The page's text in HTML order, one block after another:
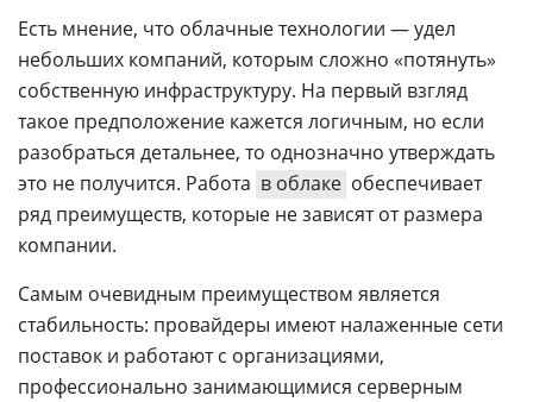
Есть мнение, что облачные технологии — удел
небольших компаний, которым сложно «потянуть»
собственную инфраструктуру. На первый взгляд
такое предположение кажется логичным, но если
разобраться детальнее, то однозначно утверждать
это не получится. Работа в облаке обеспечивает
ряд преимуществ, которые не зависят от размера
компании.
Самым очевидным преимуществом является
стабильность: провайдеры имеют налаженные сети
поставок и работают с организациями,
профессионально занимающимися серверным